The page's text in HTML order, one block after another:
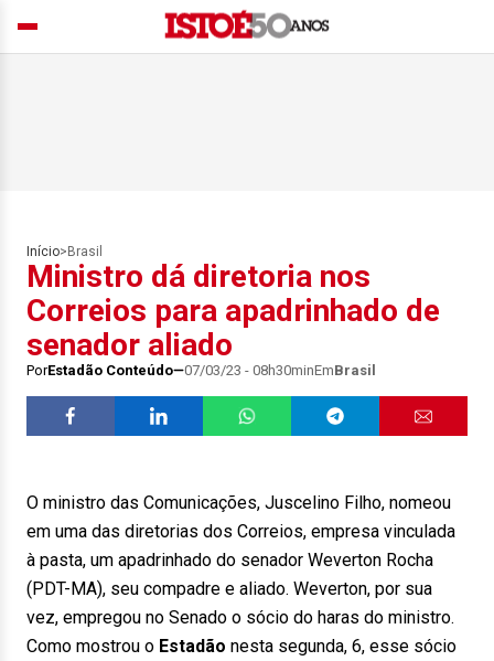
Início> Brasil
Ministro dá diretoria nos
Correios para apadrinhado de
senador aliado
PorEstadão Conteúdo 07/03/23 - 08h30minEmBrasil
O ministro das Comunicações, Juscelino Filho, nomeou
em uma das diretorias dos Correios, empresa vinculada
à pasta, um apadrinhado do senador Weverton Rocha
(PDT-MA), seu compadre e aliado. Weverton, por sua
vez, empregou no Senado o sócio do haras do ministro.
Como mostrou o Estadão nesta segunda, 6, esse sócio